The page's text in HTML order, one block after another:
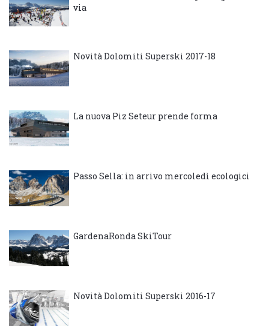
via
Novità Dolomiti Superski 2017-18
La nuova Piz Seteur prende forma
Passo Sella: in arrivo mercoledì ecologici
GardenaRonda SkiTour
Novità Dolomiti Superski 2016-17